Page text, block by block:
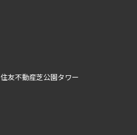
住友不動産芝公園タワー